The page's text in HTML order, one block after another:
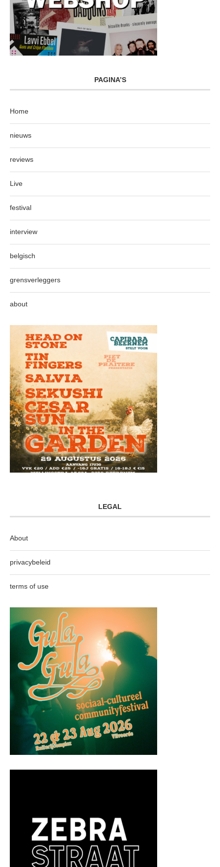
PAGINA’S
Home
nieuws
reviews
Live
festival
interview
belgisch
grensverleggers
about
LEGAL
About
privacybeleid
terms of use